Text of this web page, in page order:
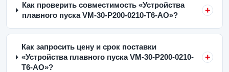
Как проверить совместимость «Устройства
плавного пуска VM-30-P200-0210-T6-AO»?
Как запросить цену и срок поставки
«Устройства плавного пуска VM-30-P200-0210-
T6-AO»?